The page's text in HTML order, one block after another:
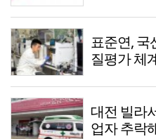
표준연, 국
질평가 체
대전 빌라
업자 추락